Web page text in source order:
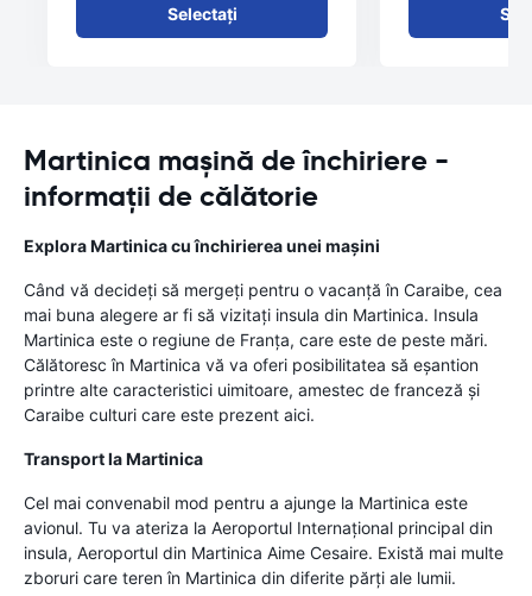
Selectați
Martinica mașină de închiriere -
informații de călătorie
Explora Martinica cu închirierea unei maşini
Când vă decideţi să mergeţi pentru o vacanţă în Caraibe, cea
mai buna alegere ar fi să vizitaţi insula din Martinica. Insula
Martinica este o regiune de Franţa, care este de peste mări.
Călătoresc în Martinica vă va oferi posibilitatea să eşantion
printre alte caracteristici uimitoare, amestec de franceză şi
Caraibe culturi care este prezent aici.
Transport la Martinica
Cel mai convenabil mod pentru a ajunge la Martinica este
avionul. Tu va ateriza la Aeroportul Internaţional principal din
insula, Aeroportul din Martinica Aime Cesaire. Există mai multe
zboruri care teren în Martinica din diferite părţi ale lumii.